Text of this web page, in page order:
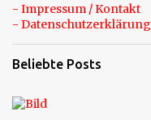
- Impressum / Kontakt
- Datenschutzerklärung
Beliebte Posts